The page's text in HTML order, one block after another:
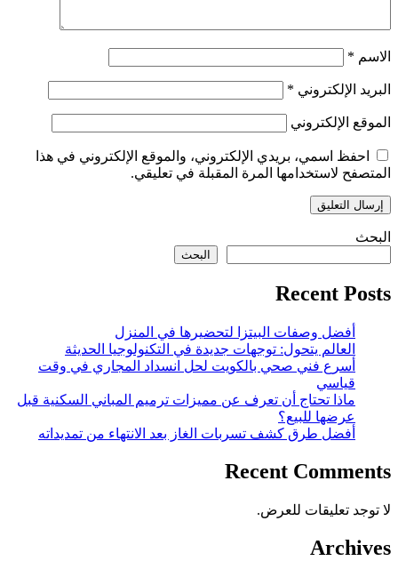
الاسم *
البريد الإلكتروني *
الموقع الإلكتروني
احفظ اسمي، بريدي الإلكتروني، والموقع الإلكتروني في هذا
المتصفح لاستخدامها المرة المقبلة في تعليقي.
البحث
البحث
Recent Posts
أفضل وصفات البيتزا لتحضيرها في المنزل
العالم يتحول: توجهات جديدة في التكنولوجيا الحديثة
أسرع فني صحي بالكويت لحل انسداد المجاري في وقت
قياسي
ماذا تحتاج أن تعرف عن مميزات ترميم المباني السكنية قبل
عرضها للبيع؟
أفضل طرق كشف تسربات الغاز بعد الانتهاء من تمديداته
Recent Comments
لا توجد تعليقات للعرض.
Archives